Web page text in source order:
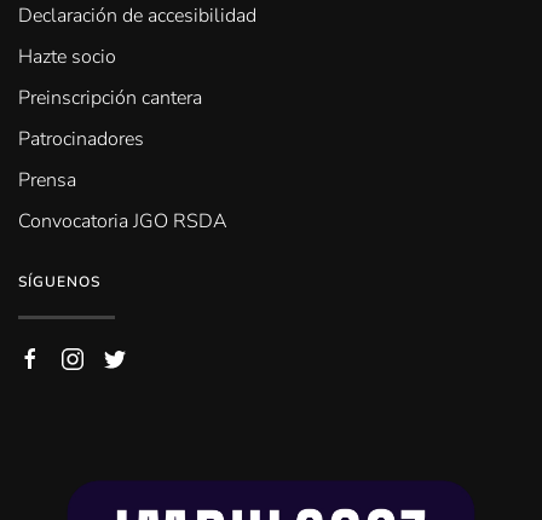
Declaración de accesibilidad
Hazte socio
Preinscripción cantera
Patrocinadores
Prensa
Convocatoria JGO RSDA
SÍGUENOS